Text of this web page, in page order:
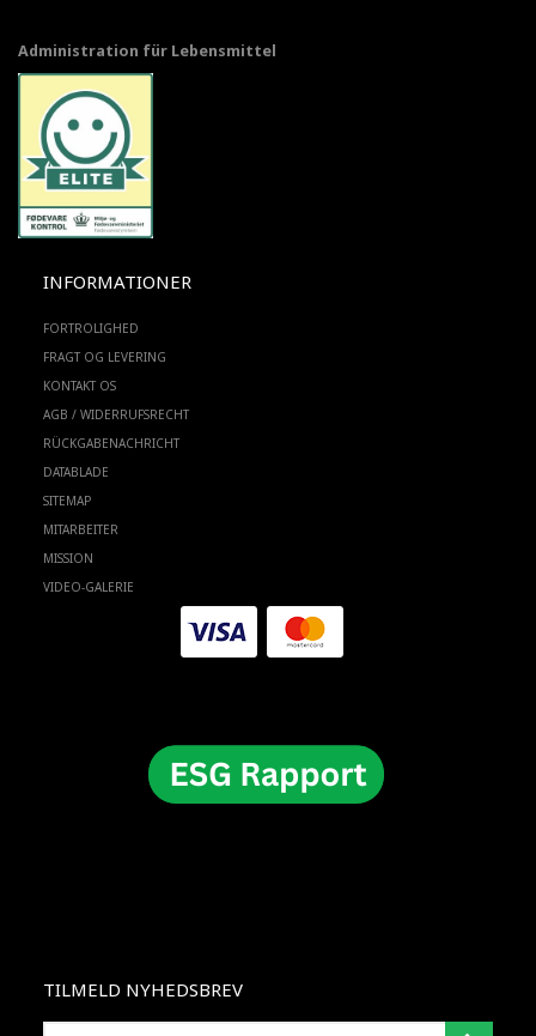
Administration für Lebensmittel
INFORMATIONER
FORTROLIGHED
FRAGT OG LEVERING
KONTAKT OS
AGB / WIDERRUFSRECHT
RÜCKGABENACHRICHT
DATABLADE
SITEMAP
MITARBEITER
MISSION
VIDEO-GALERIE
TILMELD NYHEDSBREV